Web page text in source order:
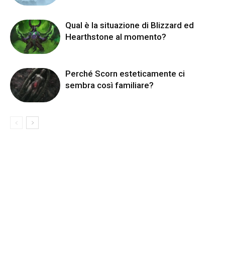
Qual è la situazione di Blizzard ed
Hearthstone al momento?
Perché Scorn esteticamente ci
sembra così familiare?